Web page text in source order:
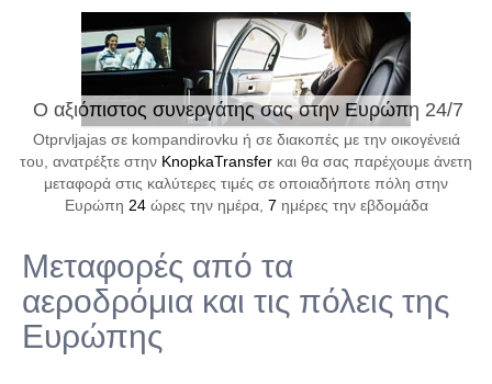
Ο αξιόπιστος συνεργάτης σας στην Ευρώπη 24/7
Otprvljajas σε kompandirovku ή σε διακοπές με την οικογένειά
του, ανατρέξτε στην KnopkaTransfer και θα σας παρέχουμε άνετη
μεταφορά στις καλύτερες τιμές σε οποιαδήποτε πόλη στην
Ευρώπη 24ώρες την ημέρα, 7 ημέρες την εβδομάδα
Μεταφορές από τα
αεροδρόμια και τις πόλεις της
Ευρώπης